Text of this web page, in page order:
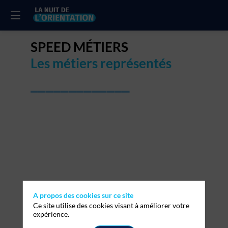
SPEED MÉTIERS
Les métiers représentés
A propos des cookies sur ce site
Ce site utilise des cookies visant à améliorer votre
expérience.